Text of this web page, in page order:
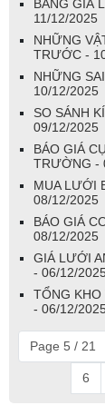
BẢNG GIÁ
11/12/2025
NHỮNG
TRƯỚC -
NHỮNG
10/12/2025
SO SÁNH
09/12/2025
BÁO GIÁ
TRƯỜNG -
MUA LƯỚI
08/12/2025
BÁO GIÁ
08/12/2025
GIÁ LƯỚI
- 06/12/
TỔNG
- 06/12/
Page 5 / 21
6